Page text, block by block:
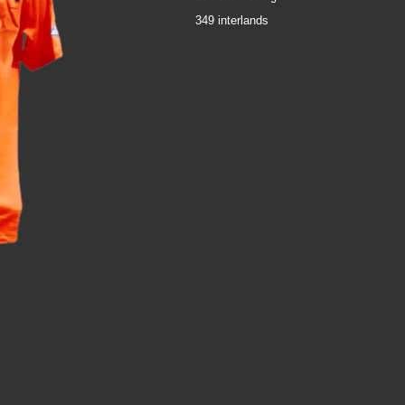
349 interlands